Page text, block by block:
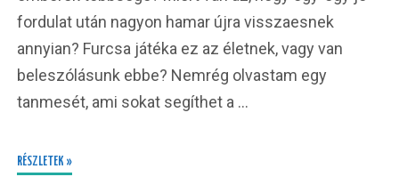
fordulat után nagyon hamar újra visszaesnek
annyian? Furcsa játéka ez az életnek, vagy van
beleszólásunk ebbe? Nemrég olvastam egy
tanmesét, ami sokat segíthet a …
RÉSZLETEK »